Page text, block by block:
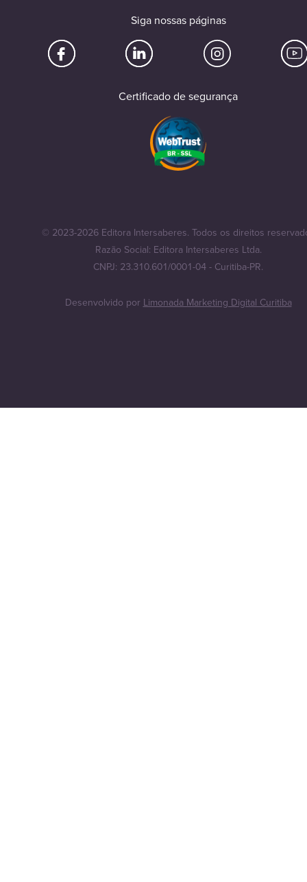
Siga nossas páginas
Certificado de segurança
© 2023-2026 Editora Intersaberes. Todos os direitos
Razão Social: Editora Intersaberes Ltda.
CNPJ: 23.310.601/0001-04 - Curitiba-PR.
Desenvolvido por Limonada Marketing Digital Curitiba